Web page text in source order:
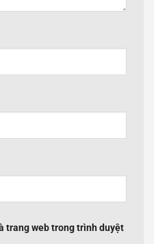
trang web trong trình duyệt